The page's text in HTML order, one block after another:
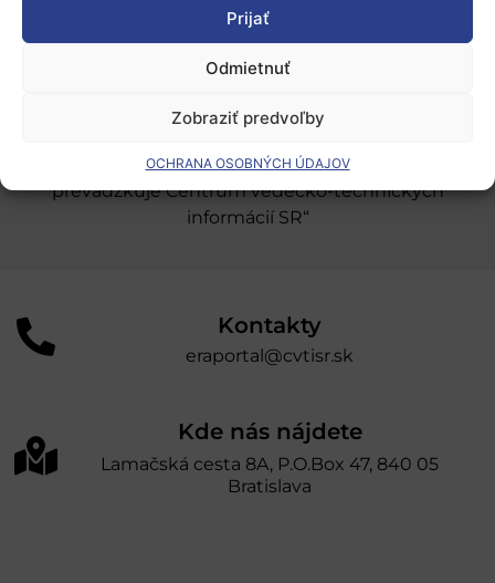
Prijať
Odmietnuť
Zobraziť predvoľby
OCHRANA OSOBNÝCH ÚDAJOV
Grantové programy pre výskum
Odber noviniek
úniou v rámci Programu Slovensko. Portál
prevádzkuje Centrum vedecko-technických
informácií SR“
Kontakty
eraportal@cvtisr.sk
Kde nás nájdete
Lamačská cesta 8A, P.O.Box 47, 840 05
Bratislava